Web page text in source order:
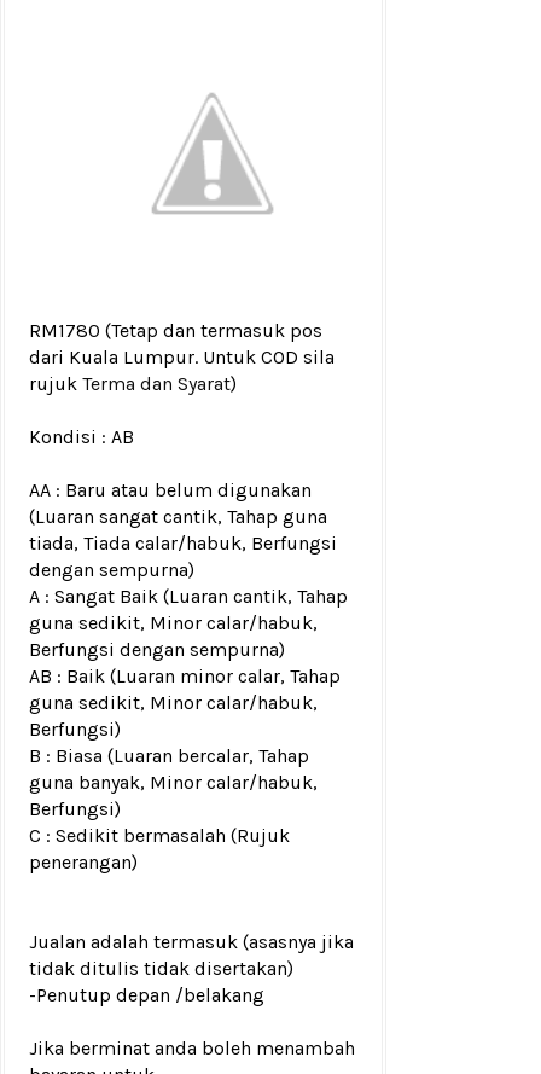
RM1780 (Tetap dan termasuk pos
dari Kuala Lumpur. Untuk COD sila
rujuk Terma dan Syarat)
Kondisi : AB
AA : Baru atau belum digunakan
(Luaran sangat cantik, Tahap guna
tiada, Tiada calar/habuk, Berfungsi
dengan sempurna)
A : Sangat Baik (Luaran cantik, Tahap
guna sedikit, Minor calar/habuk,
Berfungsi dengan sempurna)
AB : Baik (Luaran minor calar, Tahap
guna sedikit, Minor calar/habuk,
Berfungsi)
B : Biasa (Luaran bercalar, Tahap
guna banyak, Minor calar/habuk,
Berfungsi)
C : Sedikit bermasalah (Rujuk
penerangan)
Jualan adalah termasuk (asasnya jika
tidak ditulis tidak disertakan)
-Penutup depan /belakang
Jika berminat anda boleh menambah